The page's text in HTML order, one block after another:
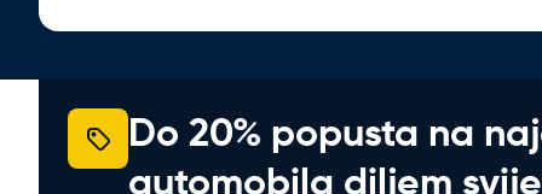
Do 20% popusta na
automobila diljem